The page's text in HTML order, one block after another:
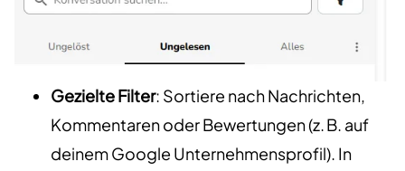
Gezielte Filter: Sortiere nach Nachrichten,
Kommentaren oder Bewertungen (z. B. auf
deinem Google Unternehmensprofil). In